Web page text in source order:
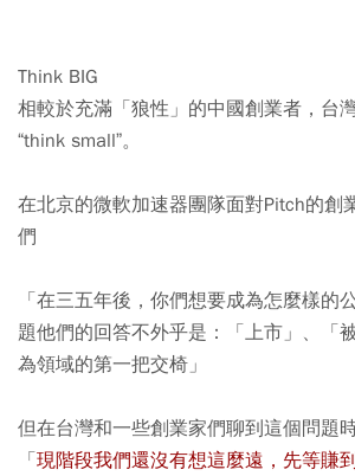
Think BIG
相較於充滿「狼性」的中國創業者，台
“think small”。
在北京的微軟加速器團隊面對Pitch的創
們
「在三五年後，你們想要成為怎麼樣的
題他們的回答不外乎是：「上市」、「
為領域的第一把交椅」
但在台灣和一些創業家們聊到這個問題
「 現階段我們還沒有想這麼遠，先等賺